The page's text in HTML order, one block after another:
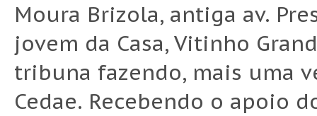
Moura Brizola, antiga av.
jovem da Casa, Vitinho
tribuna fazendo, mais uma
Cedae. Recebendo o apoio